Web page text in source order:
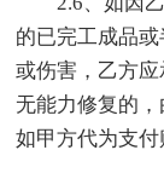
的已完工成品
或伤害，乙方
无能力修复的，
如甲方代为支付